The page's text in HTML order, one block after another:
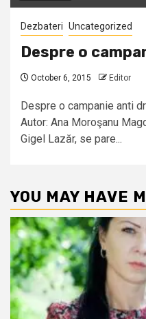
Dezbateri Uncategorized
Despre o
October 6, 2015 Editor
Despre o campanie anti
Autor: Ana Moroşanu
Gigel Lazăr, se pare...
YOU MAY HAVE